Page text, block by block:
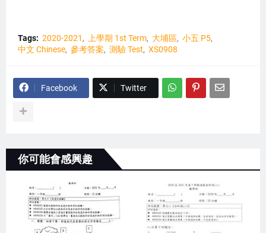
Tags: 2020-2021 上學期 1st Term 大埔區 小五 P5
中文 Chinese 參考答案 測驗 Test XS0908
Facebook Twitter
你可能會感興趣